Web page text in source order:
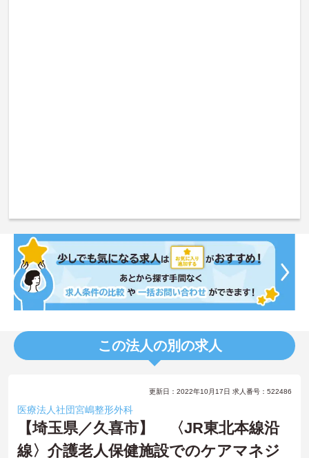
この法人の別の求人
更新日：2022年10月17日 求人番号：522486
医療法人社団宮嶋整形外科
【埼玉県／久喜市】 〈JR東北本線沿
線〉介護老人保健施設でのケアマネジ